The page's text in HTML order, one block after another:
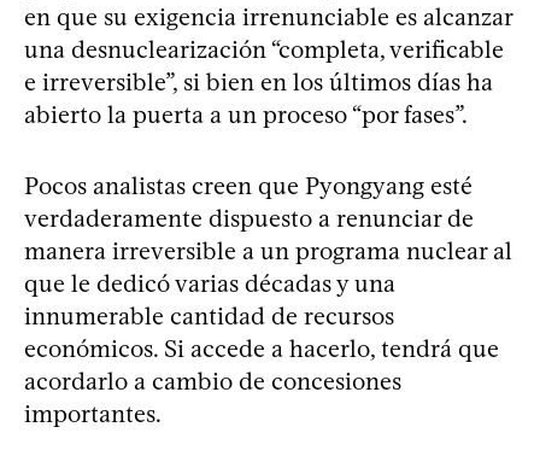
en que su exigencia irrenunciable es alcanzar
una desnuclearización “completa, verificable
e irreversible”, si bien en los últimos días ha
abierto la puerta a un proceso “por fases”.
Pocos analistas creen que Pyongyang esté
verdaderamente dispuesto a renunciar de
manera irreversible a un programa nuclear al
que le dedicó varias décadas y una
innumerable cantidad de recursos
económicos. Si accede a hacerlo, tendrá que
acordarlo a cambio de concesiones
importantes.